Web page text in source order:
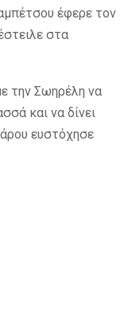
έφερε τον
στα
την Σωηρέλη να
και να δίνει
ευστόχησε